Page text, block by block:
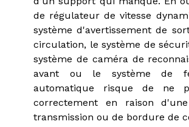
de régulateur de vitesse
système d'avertissement de
circulation, le système de
système de caméra de
avant ou le système de
automatique risque de ne
correctement en raison
transmission ou de bordure de